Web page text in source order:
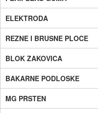
ELEKTRODA
REZNE I BRUSNE PLOCE
BLOK ZAKOVICA
BAKARNE PODLOSKE
MG PRSTEN